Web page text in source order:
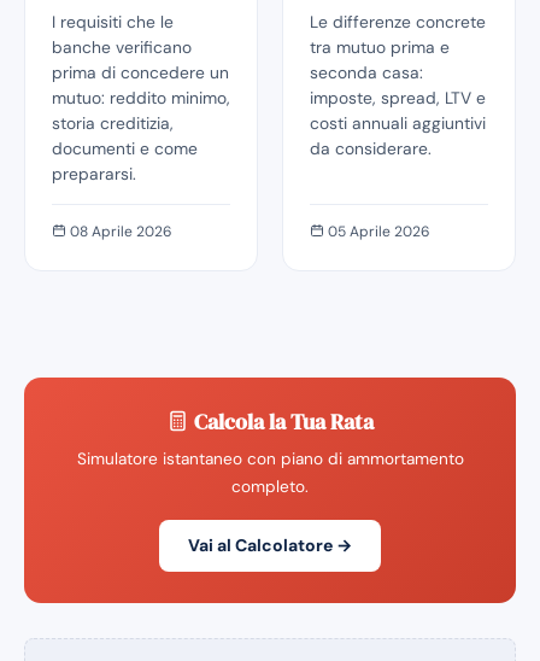
I requisiti che le
banche verificano
prima di concedere un
mutuo: reddito minimo,
storia creditizia,
documenti e come
prepararsi.
08 Aprile 2026
Le differenze concrete
tra mutuo prima e
seconda casa:
imposte, spread, LTV e
costi annuali aggiuntivi
da considerare.
05 Aprile 2026
Calcola la Tua Rata
Simulatore istantaneo con piano di ammortamento
completo.
Vai al Calcolatore →